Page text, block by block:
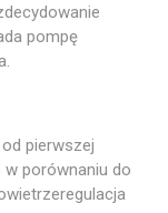
pompę
pierwszej
porównaniu do